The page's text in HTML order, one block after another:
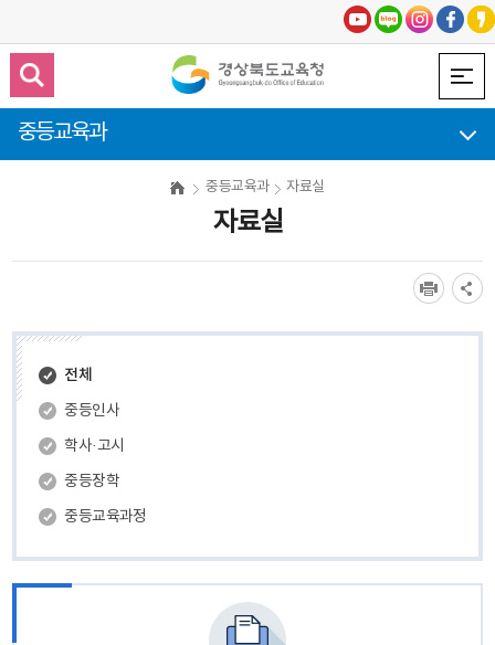
중등교육과
중등교육과 자료실
자료실
전체
중등인사
학사·고시
중등장학
중등교육과정